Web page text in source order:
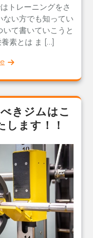
トレーニングをさ
ない方でも知ってい
て書いていこうと
素とは ま […]
きジムはこ
します！！